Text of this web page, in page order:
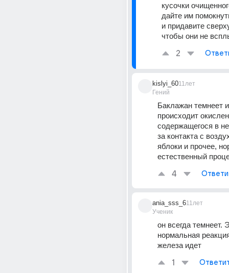
кусочки
дайте им
и придавите
чтобы они не
2
kislyi_60
Гений
11лет
Баклажан темнеет
происходит
содержащегося в
за контакта с
яблоки и прочее,
естественный
4
ania_sss_6
Ученик
11лет
он всегда темнеет.
нормальная
железа идет
1